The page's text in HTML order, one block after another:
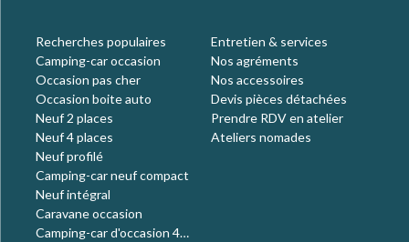
Recherches populaires
Camping-car occasion
Occasion pas cher
Occasion boite auto
Neuf 2 places
Neuf 4 places
Neuf profilé
Camping-car neuf compact
Neuf intégral
Caravane occasion
Camping-car d'occasion 4
Entretien & services
Nos agréments
Nos accessoires
Devis pièces détachées
Prendre RDV en atelier
Ateliers nomades